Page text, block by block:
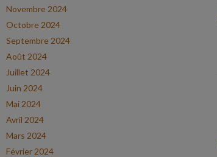
Novembre 2024
Octobre 2024
Septembre 2024
Août 2024
Juillet 2024
Juin 2024
Mai 2024
Avril 2024
Mars 2024
Février 2024